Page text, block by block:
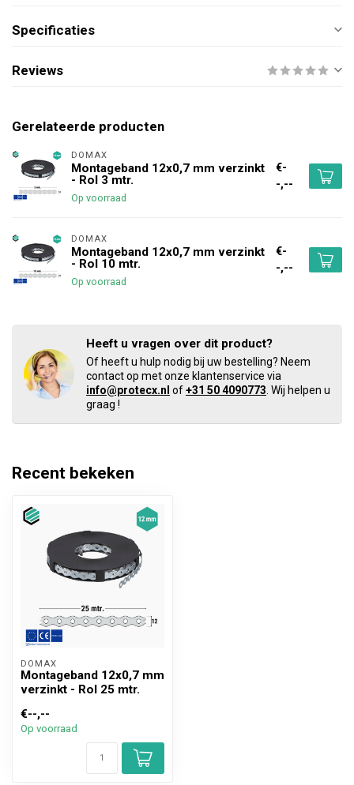
Specificaties
Reviews
Gerelateerde producten
DOMAX
Montageband 12x0,7 mm verzinkt
- Rol 3 mtr.
Op voorraad
€-
-,--
DOMAX
Montageband 12x0,7 mm verzinkt
- Rol 10 mtr.
Op voorraad
€-
-,--
Heeft u vragen over dit product?
Of heeft u hulp nodig bij uw bestelling? Neem
contact op met onze klantenservice via
info@protecx.nl of+31 50 4090773 . Wij helpen u
graag !
Recent bekeken
DOMAX
Montageband 12x0,7 mm
verzinkt - Rol 25 mtr.
€--,--
Op voorraad